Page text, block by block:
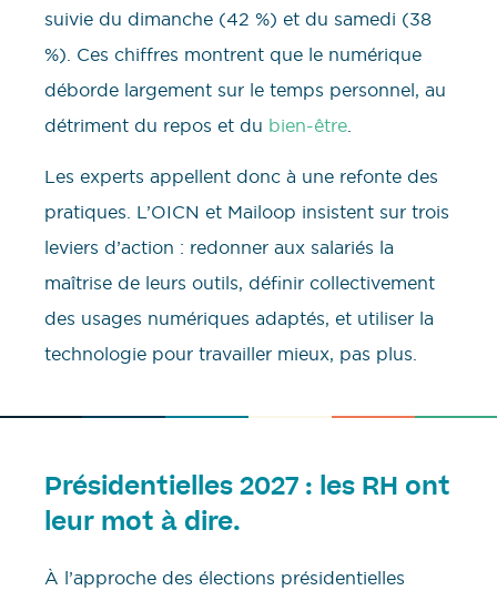
suivie du dimanche (42 %) et du samedi (38
%). Ces chiffres montrent que le numérique
déborde largement sur le temps personnel, au
détriment du repos et du bien-être
Les experts appellent donc à une refonte des
pratiques. L’OICN et Mailoop insistent sur trois
leviers d’action : redonner aux salariés la
maîtrise de leurs outils, définir collectivement
des usages numériques adaptés, et utiliser la
technologie pour travailler mieux, pas plus.
Présidentielles 2027 : les RH ont
leur mot à dire.
À l’approche des élections présidentielles